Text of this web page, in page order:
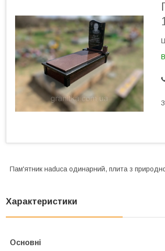
Пам'ятник наduса одинарний, плита з
Характеристики
Основні